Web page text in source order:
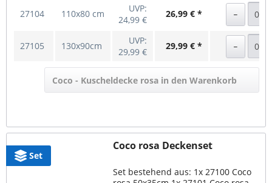
27104 110x80 cm
UVP:
24,99 €
26,99 € *
27105 130x90cm
UVP:
29,99 €
29,99 € *
Coco - Kuscheldecke rosa in den Warenkorb
Set
Coco rosa Deckenset
Set bestehend aus: 1x 27100 Coco